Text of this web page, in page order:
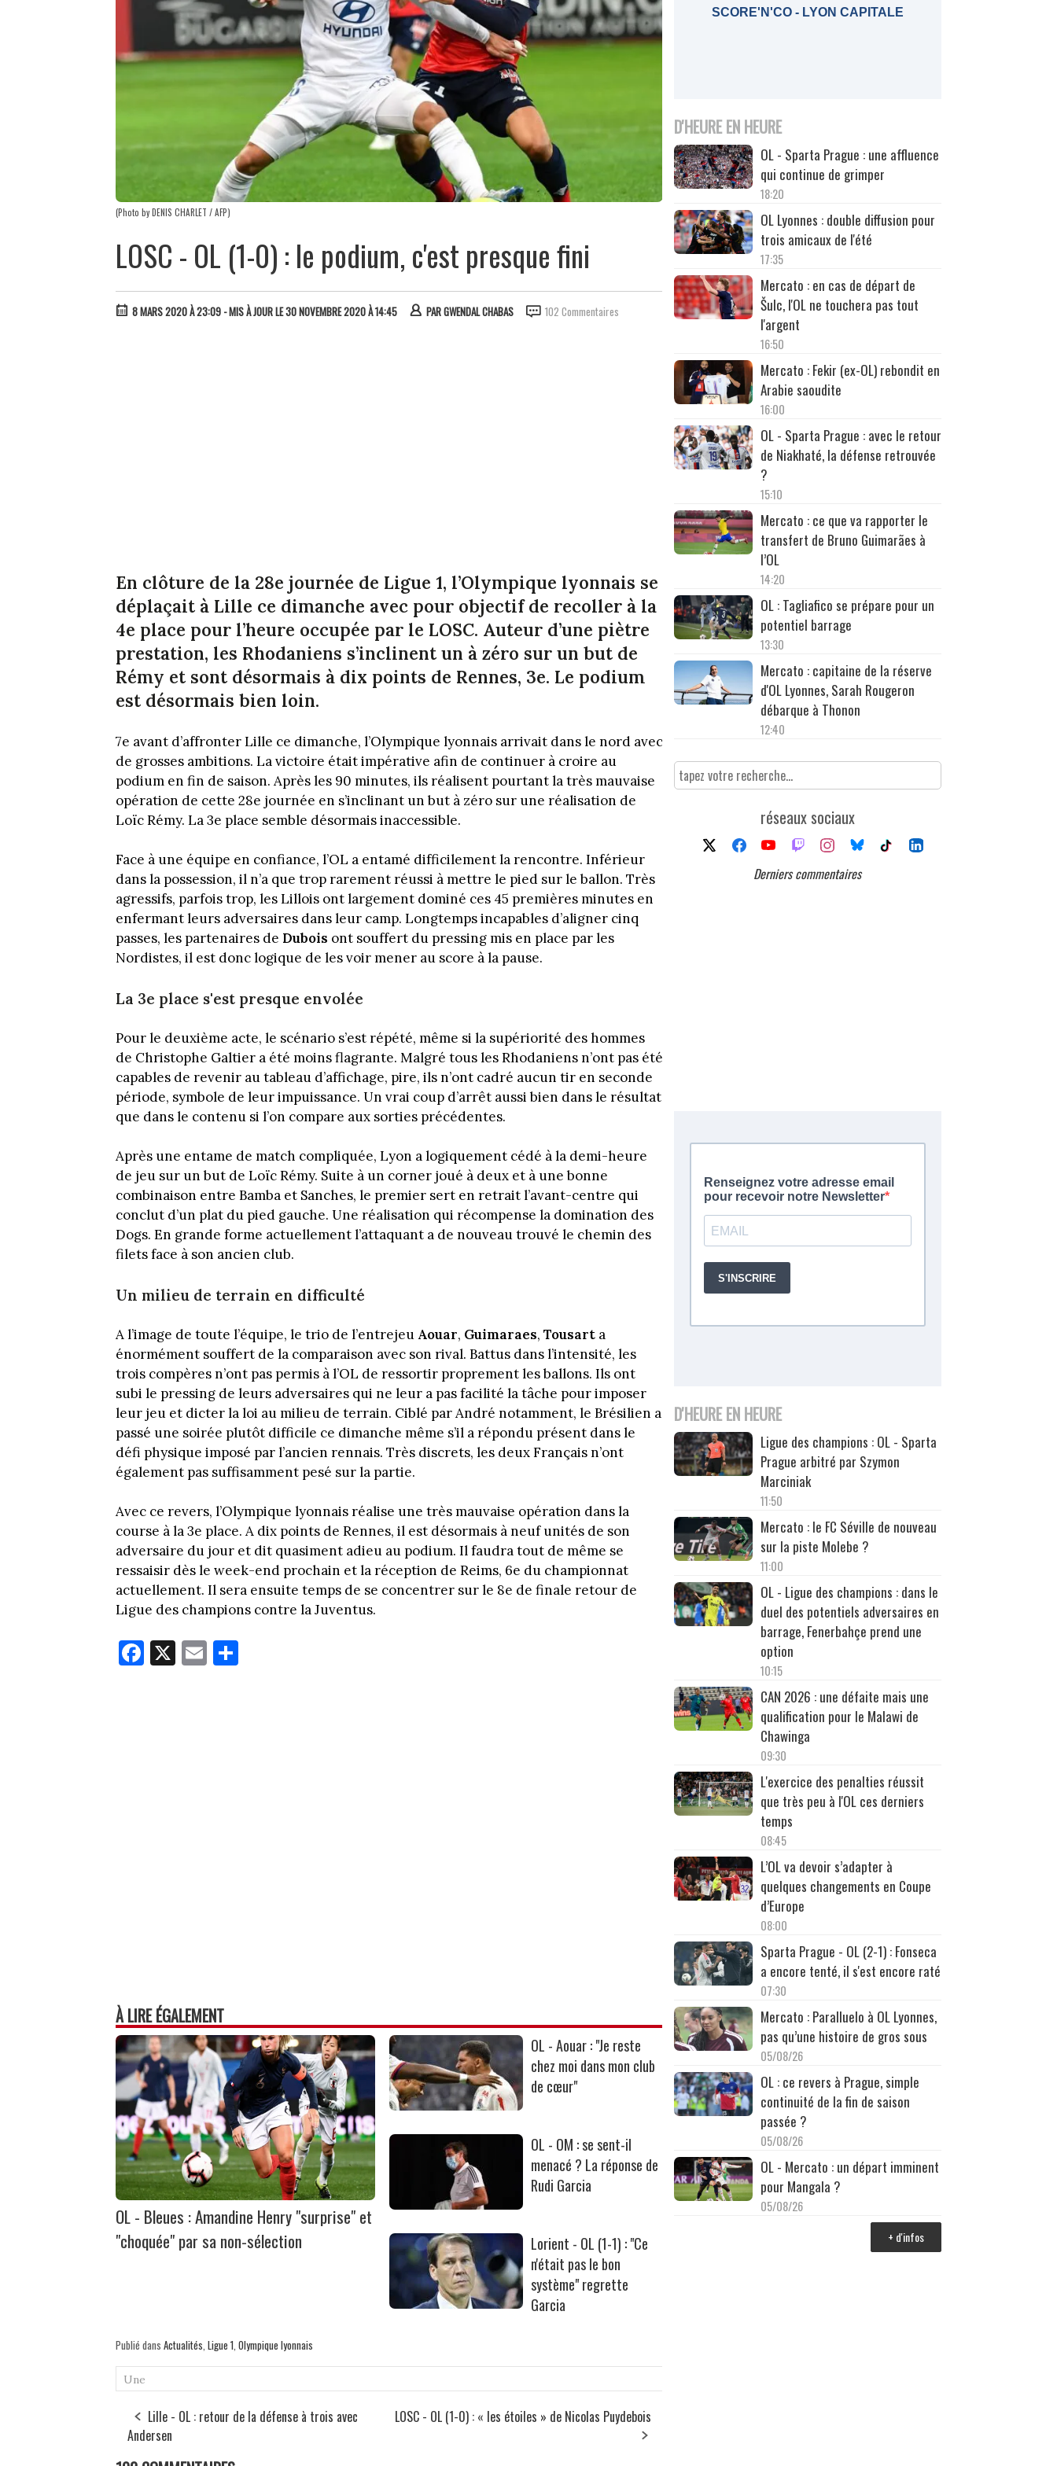
(Photo by DENIS CHARLET / AFP)
LOSC - OL (1-0) : le podium, c'est presque fini
8 MARS 2020 À 23:09 - MIS À JOUR LE 30 NOVEMBRE 2020 À 14:45 PARGWENDAL CHABAS 102 Commentaires
En clôture de la 28e journée de Ligue 1, l’Olympique lyonnais se
déplaçait à Lille ce dimanche avec pour objectif de recoller à la
4e place pour l’heure occupée par le LOSC. Auteur d’une piètre
prestation, les Rhodaniens s’inclinent un à zéro sur un but de
Rémy et sont désormais à dix points de Rennes, 3e. Le podium
est désormais bien loin.
7e avant d’affronter Lille ce dimanche, l’Olympique lyonnais arrivait dans le nord avec
de grosses ambitions. La victoire était impérative afin de continuer à croire au
podium en fin de saison. Après les 90 minutes, ils réalisent pourtant la très mauvaise
opération de cette 28e journée en s’inclinant un but à zéro sur une réalisation de
Loïc Rémy. La 3e place semble désormais inaccessible.
Face à une équipe en confiance, l’OL a entamé difficilement la rencontre. Inférieur
dans la possession, il n’a que trop rarement réussi à mettre le pied sur le ballon. Très
agressifs, parfois trop, les Lillois ont largement dominé ces 45 premières minutes en
enfermant leurs adversaires dans leur camp. Longtemps incapables d’aligner cinq
passes, les partenaires de Dubois ont souffert du pressing mis en place par les
Nordistes, il est donc logique de les voir mener au score à la pause.
La 3e place s'est presque envolée
Pour le deuxième acte, le scénario s’est répété, même si la supériorité des hommes
de Christophe Galtier a été moins flagrante. Malgré tous les Rhodaniens n’ont pas été
capables de revenir au tableau d’affichage, pire, ils n’ont cadré aucun tir en seconde
période, symbole de leur impuissance. Un vrai coup d’arrêt aussi bien dans le résultat
que dans le contenu si l’on compare aux sorties précédentes.
Après une entame de match compliquée, Lyon a logiquement cédé à la demi-heure
de jeu sur un but de Loïc Rémy. Suite à un corner joué à deux et à une bonne
combinaison entre Bamba et Sanches, le premier sert en retrait l’avant-centre qui
conclut d’un plat du pied gauche. Une réalisation qui récompense la domination des
Dogs. En grande forme actuellement l’attaquant a de nouveau trouvé le chemin des
filets face à son ancien club.
Un milieu de terrain en difficulté
A l’image de toute l’équipe, le trio de l’entrejeu Aouar, Guimaraes, Tousart a
énormément souffert de la comparaison avec son rival. Battus dans l’intensité, les
trois compères n’ont pas permis à l’OL de ressortir proprement les ballons. Ils ont
subi le pressing de leurs adversaires qui ne leur a pas facilité la tâche pour imposer
leur jeu et dicter la loi au milieu de terrain. Ciblé par André notamment, le Brésilien a
passé une soirée plutôt difficile ce dimanche même s’il a répondu présent dans le
défi physique imposé par l’ancien rennais. Très discrets, les deux Français n’ont
également pas suffisamment pesé sur la partie.
Avec ce revers, l’Olympique lyonnais réalise une très mauvaise opération dans la
course à la 3e place. A dix points de Rennes, il est désormais à neuf unités de son
adversaire du jour et dit quasiment adieu au podium. Il faudra tout de même se
ressaisir dès le week-end prochain et la réception de Reims, 6e du championnat
actuellement. Il sera ensuite temps de se concentrer sur le 8e de finale retour de
Ligue des champions contre la Juventus.
Fa
ce
X E
m
À LIRE ÉGALEMENT
OL - Bleues : Amandine Henry "surprise" et
"choquée" par sa non-sélection
OL - Aouar : "Je reste
chez moi dans mon club
de cœur"
OL - OM : se sent-il
menacé ? La réponse de
Rudi Garcia
Lorient - OL (1-1) : "Ce
n'était pas le bon
système" regrette
Garcia
Publié dans Actualités, Ligue 1, Olympique lyonnais
Une
Lille - OL : retour de la défense à trois avec
Andersen
LOSC - OL (1-0) : « les étoiles » de Nicolas Puydebois
SCORE'N'CO - LYON CAPITALE
D'HEURE EN HEURE
OL - Sparta Prague : une affluence
qui continue de grimper
18:20
OL Lyonnes : double diffusion pour
trois amicaux de l'été
17:35
Mercato : en cas de départ de
Šulc, l'OL ne touchera pas tout
l'argent
16:50
Mercato : Fekir (ex-OL) rebondit en
Arabie saoudite
16:00
OL - Sparta Prague : avec le retour
de Niakhaté, la défense retrouvée
?
15:10
Mercato : ce que va rapporter le
transfert de Bruno Guimarães à
l’OL
14:20
OL : Tagliafico se prépare pour un
potentiel barrage
13:30
Mercato : capitaine de la réserve
d'OL Lyonnes, Sarah Rougeron
débarque à Thonon
12:40
réseaux sociaux
Derniers commentaires
D'HEURE EN HEURE
Ligue des champions : OL - Sparta
Prague arbitré par Szymon
Marciniak
11:50
Mercato : le FC Séville de nouveau
sur la piste Molebe ?
11:00
OL - Ligue des champions : dans le
duel des potentiels adversaires en
barrage, Fenerbahçe prend une
option
10:15
CAN 2026 : une défaite mais une
qualification pour le Malawi de
Chawinga
09:30
L'exercice des penalties réussit
que très peu à l'OL ces derniers
temps
08:45
L’OL va devoir s’adapter à
quelques changements en Coupe
d’Europe
08:00
Sparta Prague - OL (2-1) : Fonseca
a encore tenté, il s'est encore raté
07:30
Mercato : Paralluelo à OL Lyonnes,
pas qu’une histoire de gros sous
05/08/26
OL : ce revers à Prague, simple
continuité de la fin de saison
passée ?
05/08/26
OL - Mercato : un départ imminent
pour Mangala ?
05/08/26
+ d'infos